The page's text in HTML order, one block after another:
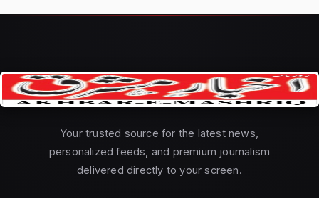
Your trusted source for the latest news,
personalized feeds, and premium journalism
delivered directly to your screen.